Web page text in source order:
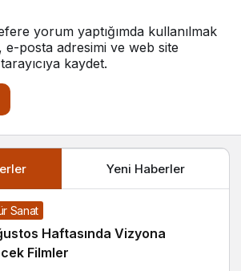
yorum yaptığımda kullanılmak
e-posta adresimi ve web site
kaydet.
Yeni Haberler
Sanat
Haftasında Vizyona
Filmler